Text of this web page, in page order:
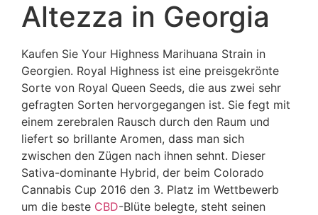
Altezza in Georgia
Kaufen Sie Your Highness Marihuana Strain in
Georgien. Royal Highness ist eine preisgekrönte
Sorte von Royal Queen Seeds, die aus zwei sehr
gefragten Sorten hervorgegangen ist. Sie fegt mit
einem zerebralen Rausch durch den Raum und
liefert so brillante Aromen, dass man sich
zwischen den Zügen nach ihnen sehnt. Dieser
Sativa-dominante Hybrid, der beim Colorado
Cannabis Cup 2016 den 3. Platz im Wettbewerb
um die beste CBD-Blüte belegte, steht seinen